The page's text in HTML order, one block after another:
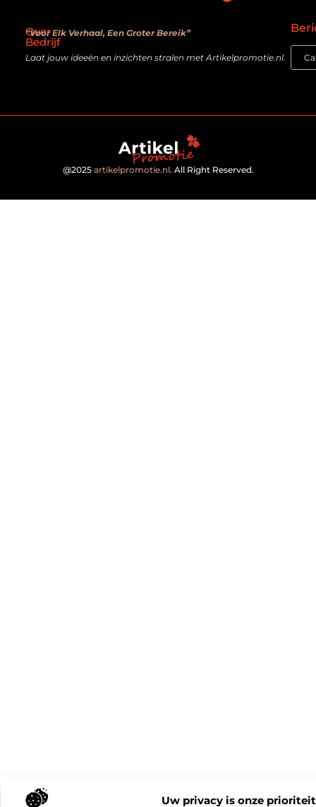
Uw privacy is onze prioriteit
Over
Bedrijf
“Voor Elk Verhaal, Een Groter Bereik”
Laat jouw ideeën en inzichten stralen met Artikelpromotie.nl.
@2025 artikelpromotie.nl. All Right Reserved.